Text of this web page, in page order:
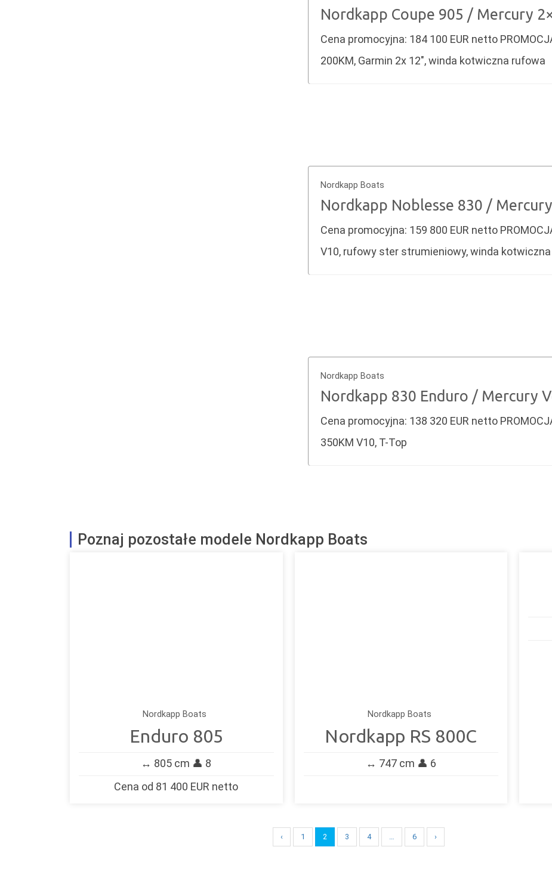
Nordkapp Coupe 905 / Mercury
Cena promocyjna: 184 100 EUR netto
200KM, Garmin 2x 12″, winda kotwiczna rufowa
Nordkapp Boats
Nordkapp Noblesse 830 /
Cena promocyjna: 159 800 EUR netto
V10, rufowy ster strumieniowy, winda kotwiczna
Nordkapp Boats
Nordkapp 830 Enduro / Mercury
Cena promocyjna: 138 320 EUR netto
350KM V10, T-Top
Poznaj pozostałe modele Nordkapp Boats
Nordkapp Boats
Enduro 805
↔️ 805 cm 👤 8
Cena od 81 400 EUR netto
Nordkapp Boats
Nordkapp RS 800C
↔️ 747 cm 👤 6
‹ 1 2 3 4 … 6 ›